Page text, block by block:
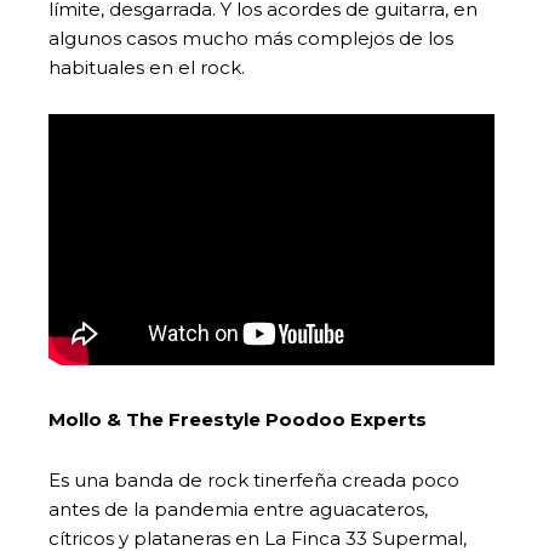
límite, desgarrada. Y los acordes de guitarra, en
algunos casos mucho más complejos de los
habituales en el rock.
Mollo & The Freestyle Poodoo Experts
Es una banda de rock tinerfeña creada poco
antes de la pandemia entre aguacateros,
cítricos y plataneras en La Finca 33 Supermal,